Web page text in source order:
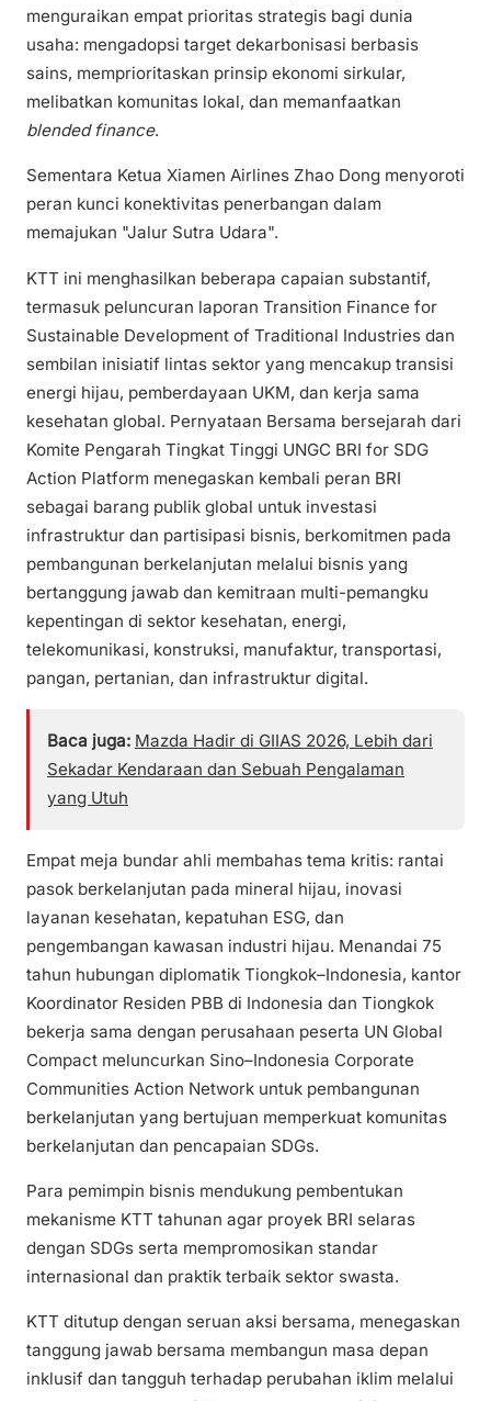
menguraikan empat prioritas strategis bagi dunia
usaha: mengadopsi target dekarbonisasi berbasis
sains, memprioritaskan prinsip ekonomi sirkular,
melibatkan komunitas lokal, dan memanfaatkan
blended finance.
Sementara Ketua Xiamen Airlines Zhao Dong menyoroti
peran kunci konektivitas penerbangan dalam
memajukan "Jalur Sutra Udara".
KTT ini menghasilkan beberapa capaian substantif,
termasuk peluncuran laporan Transition Finance for
Sustainable Development of Traditional Industries dan
sembilan inisiatif lintas sektor yang mencakup transisi
energi hijau, pemberdayaan UKM, dan kerja sama
kesehatan global. Pernyataan Bersama bersejarah dari
Komite Pengarah Tingkat Tinggi UNGC BRI for SDG
Action Platform menegaskan kembali peran BRI
sebagai barang publik global untuk investasi
infrastruktur dan partisipasi bisnis, berkomitmen pada
pembangunan berkelanjutan melalui bisnis yang
bertanggung jawab dan kemitraan multi-pemangku
kepentingan di sektor kesehatan, energi,
telekomunikasi, konstruksi, manufaktur, transportasi,
pangan, pertanian, dan infrastruktur digital.
Baca juga: Mazda Hadir di GIIAS 2026, Lebih dari
Sekadar Kendaraan dan Sebuah Pengalaman
yang Utuh
Empat meja bundar ahli membahas tema kritis: rantai
pasok berkelanjutan pada mineral hijau, inovasi
layanan kesehatan, kepatuhan ESG, dan
pengembangan kawasan industri hijau. Menandai 75
tahun hubungan diplomatik Tiongkok–Indonesia, kantor
Koordinator Residen PBB di Indonesia dan Tiongkok
bekerja sama dengan perusahaan peserta UN Global
Compact meluncurkan Sino–Indonesia Corporate
Communities Action Network untuk pembangunan
berkelanjutan yang bertujuan memperkuat komunitas
berkelanjutan dan pencapaian SDGs.
Para pemimpin bisnis mendukung pembentukan
mekanisme KTT tahunan agar proyek BRI selaras
dengan SDGs serta mempromosikan standar
internasional dan praktik terbaik sektor swasta.
KTT ditutup dengan seruan aksi bersama, menegaskan
tanggung jawab bersama membangun masa depan
inklusif dan tangguh terhadap perubahan iklim melalui